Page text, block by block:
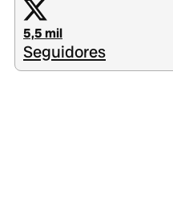
5,5 mil
Seguidores